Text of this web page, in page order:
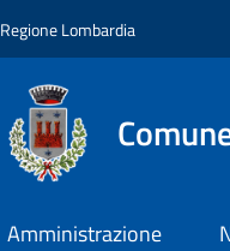
Regione Lombardia
Amministrazione